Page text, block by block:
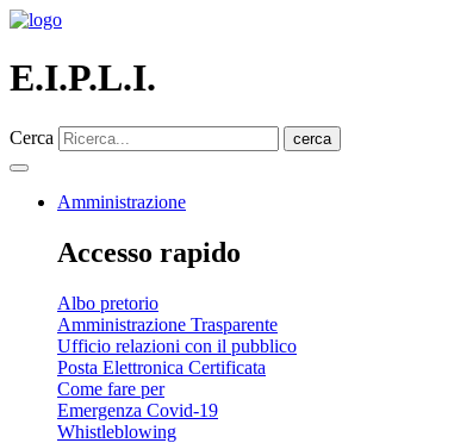
E.I.P.L.I.
Cerca cerca
Amministrazione
Accesso rapido
Albo pretorio
Amministrazione Trasparente
Ufficio relazioni con il pubblico
Posta Elettronica Certificata
Come fare per
Emergenza Covid-19
Whistleblowing